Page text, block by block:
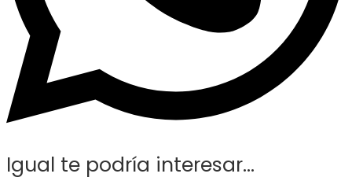
Igual te podría interesar...